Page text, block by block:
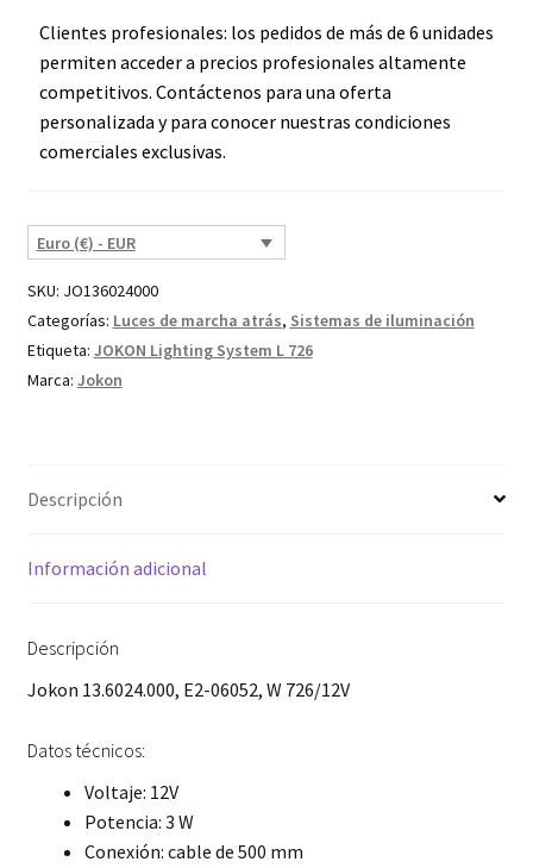
Clientes profesionales: los pedidos de más de 6 unidades
permiten acceder a precios profesionales altamente
competitivos. Contáctenos para una oferta
personalizada y para conocer nuestras condiciones
comerciales exclusivas.
Euro (€) - EUR
SKU: JO136024000
Categorías: Luces de marcha atrás, Sistemas de iluminación
Etiqueta: JOKON Lighting System L 726
Marca: Jokon
Descripción
Información adicional
Descripción
Jokon 13.6024.000, E2-06052, W 726/12V
Datos técnicos:
Voltaje: 12V
Potencia: 3 W
Conexión: cable de 500 mm